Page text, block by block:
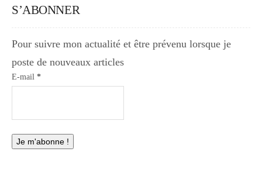
S’ABONNER
Pour suivre mon actualité et être prévenu lorsque je
poste de nouveaux articles
E-mail *